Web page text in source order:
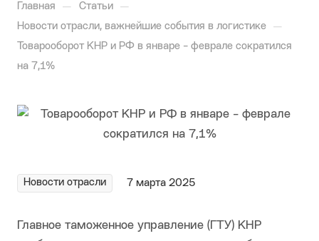
Главная — Статьи —
Новости отрасли, важнейшие события в логистике —
Товарооборот КНР и РФ в январе - феврале сократился
на 7,1%
Новости отрасли 7 марта 2025
Главное таможенное управление (ГТУ) КНР